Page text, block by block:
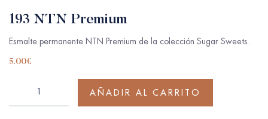
193 NTN Premium
Esmalte permanente NTN Premium de la colección Sugar Sweets.
5.00€
AÑADIR AL CARRITO